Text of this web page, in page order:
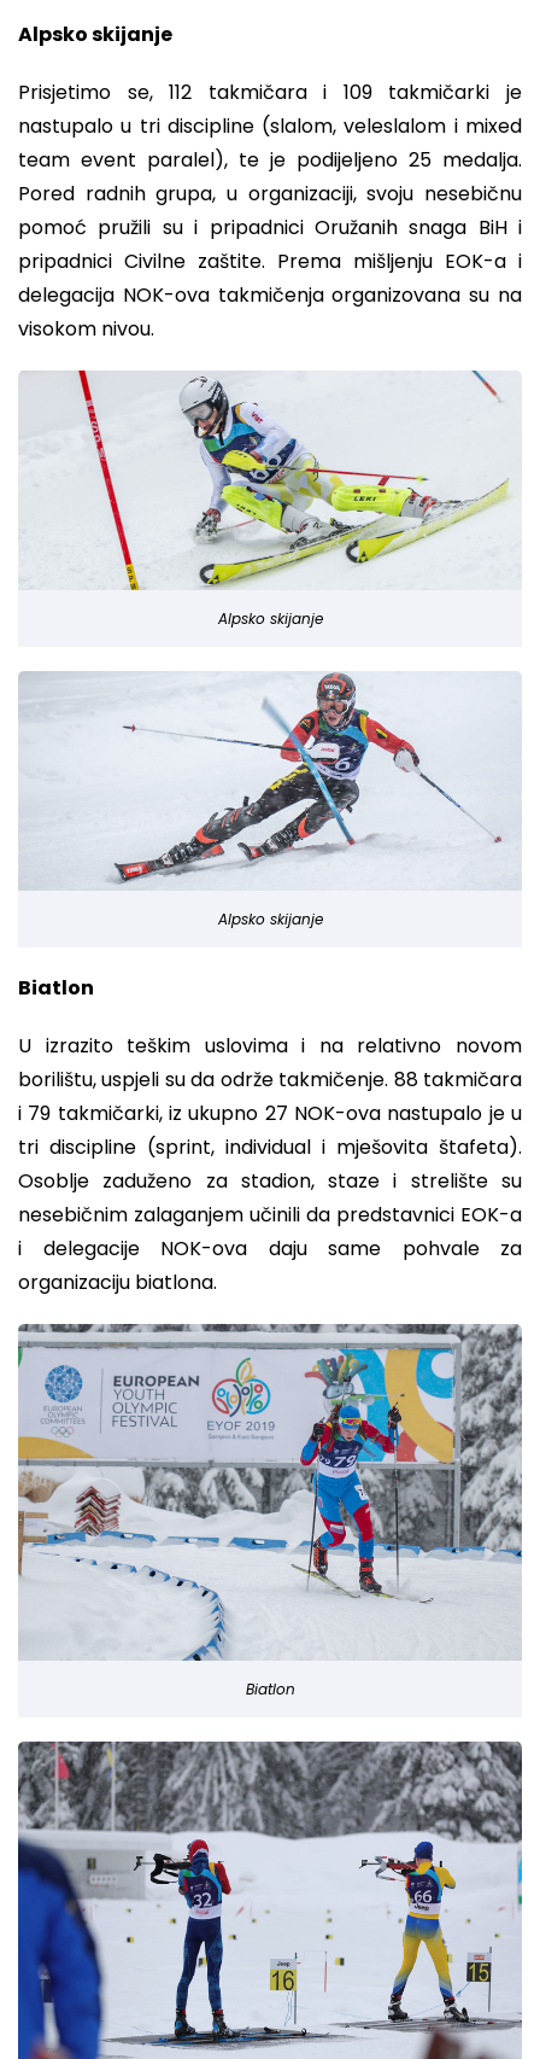
Alpsko skijanje
Prisjetimo se, 112 takmičara i 109 takmičarki je
nastupalo u tri discipline (slalom, veleslalom i mixed
team event paralel), te je podijeljeno 25 medalja.
Pored radnih grupa, u organizaciji, svoju nesebičnu
pomoć pružili su i pripadnici Oružanih snaga BiH i
pripadnici Civilne zaštite. Prema mišljenju EOK-a i
delegacija NOK-ova takmičenja organizovana su na
visokom nivou.
Alpsko skijanje
Alpsko skijanje
Biatlon
U izrazito teškim uslovima i na relativno novom
borilištu, uspjeli su da održe takmičenje. 88 takmičara
i 79 takmičarki, iz ukupno 27 NOK-ova nastupalo je u
tri discipline (sprint, individual i mješovita štafeta).
Osoblje zaduženo za stadion, staze i strelište su
nesebičnim zalaganjem učinili da predstavnici EOK-a
i delegacije NOK-ova daju same pohvale za
organizaciju biatlona.
Biatlon